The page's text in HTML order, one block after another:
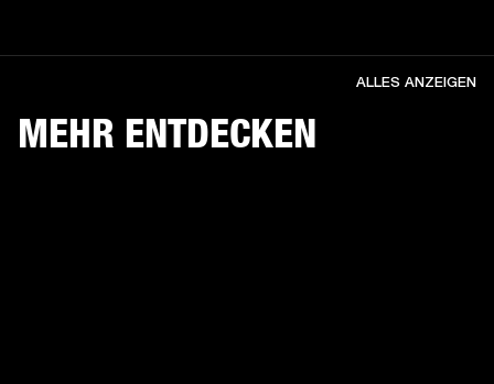
MEHR ENTDECKEN
ALLES ANZEIGEN